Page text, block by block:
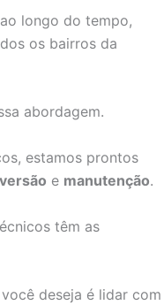
longo do tempo,
os bairros da
abordagem.
estamos prontos
e manutenção.
têm as
deseja é lidar com